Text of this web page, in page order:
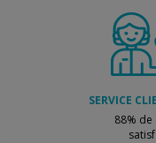
SERVICE
88% de